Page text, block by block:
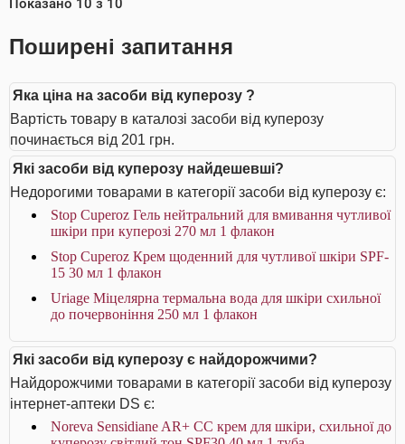
Показано 10 з 10
Поширені запитання
Яка ціна на засоби від куперозу ?
Вартість товару в каталозі засоби від куперозу
починається від 201 грн.
Які засоби від куперозу найдешевші?
Недорогими товарами в категорії засоби від куперозу є:
Stop Cuperoz Гель нейтральний для вмивання чутливої
шкіри при куперозі 270 мл 1 флакон
Stop Cuperoz Крем щоденний для чутливої шкіри SPF-
15 30 мл 1 флакон
Uriage Міцелярна термальна вода для шкіри схильної
до почервоніння 250 мл 1 флакон
Які засоби від куперозу є найдорожчими?
Найдорожчими товарами в категорії засоби від куперозу
інтернет-аптеки DS є:
Noreva Sensidiane AR+ СС крем для шкіри, схильної до